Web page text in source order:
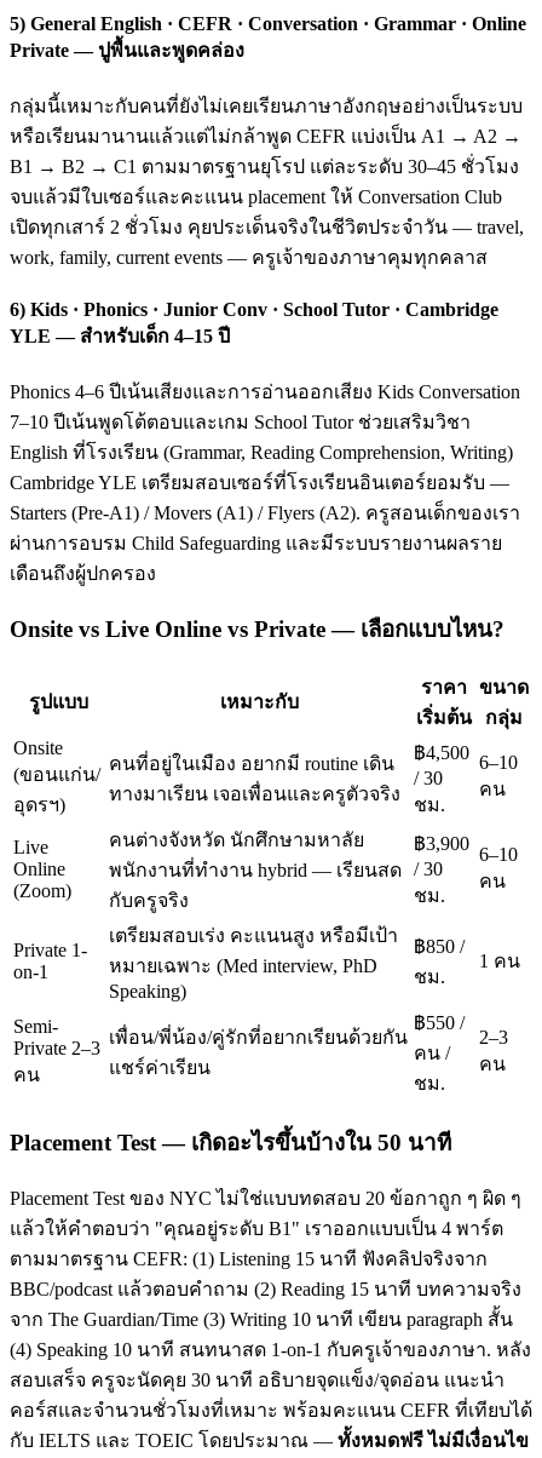
5) General English · CEFR · Conversation · Grammar · Online
Private — ปูพื้นและพูดคล่อง
กลุ่มนี้เหมาะกับคนที่ยังไม่เคยเรียนภาษาอังกฤษอย่างเป็นระบบ
หรือเรียนมานานแล้วแต่ไม่กล้าพูด CEFR แบ่งเป็น A1 → A2 →
B1 → B2 → C1 ตามมาตรฐานยุโรป แต่ละระดับ 30–45 ชั่วโมง
จบแล้วมีใบเซอร์และคะแนน placement ให้ Conversation Club
เปิดทุกเสาร์ 2 ชั่วโมง คุยประเด็นจริงในชีวิตประจำวัน — travel,
work, family, current events — ครูเจ้าของภาษาคุมทุกคลาส
6) Kids · Phonics · Junior Conv · School Tutor · Cambridge
YLE — สำหรับเด็ก 4–15 ปี
Phonics 4–6 ปีเน้นเสียงและการอ่านออกเสียง Kids Conversation
7–10 ปีเน้นพูดโต้ตอบและเกม School Tutor ช่วยเสริมวิชา
English ที่โรงเรียน (Grammar, Reading Comprehension, Writing)
Cambridge YLE เตรียมสอบเซอร์ที่โรงเรียนอินเตอร์ยอมรับ —
Starters (Pre-A1) / Movers (A1) / Flyers (A2). ครูสอนเด็กของเรา
ผ่านการอบรม Child Safeguarding และมีระบบรายงานผลราย
เดือนถึงผู้ปกครอง
Onsite vs Live Online vs Private — เลือกแบบไหน?
รูปแบบ เหมาะกับ
ราคา
เริ่มต้น
ขนาด
กลุ่ม
Onsite
(ขอนแก่น/
อุดรฯ)
คนที่อยู่ในเมือง อยากมี routine เดิน
ทางมาเรียน เจอเพื่อนและครูตัวจริง
฿4,500
/ 30
ชม.
6–10
คน
Live
Online
(Zoom)
คนต่างจังหวัด นักศึกษามหาลัย
พนักงานที่ทำงาน hybrid — เรียนสด
กับครูจริง
฿3,900
/ 30
ชม.
6–10
คน
Private 1-
on-1
เตรียมสอบเร่ง คะแนนสูง หรือมีเป้า
หมายเฉพาะ (Med interview, PhD
Speaking)
฿850 /
ชม.
1 คน
Semi-
Private 2–3
คน
เพื่อน/พี่น้อง/คู่รักที่อยากเรียนด้วยกัน
แชร์ค่าเรียน
฿550 /
คน /
ชม.
2–3
คน
Placement Test — เกิดอะไรขึ้นบ้างใน 50 นาที
Placement Test ของ NYC ไม่ใช่แบบทดสอบ 20 ข้อกาถูก ๆ ผิด ๆ
แล้วให้คำตอบว่า "คุณอยู่ระดับ B1" เราออกแบบเป็น 4 พาร์ต
ตามมาตรฐาน CEFR: (1) Listening 15 นาที ฟังคลิปจริงจาก
BBC/podcast แล้วตอบคำถาม (2) Reading 15 นาที บทความจริง
จาก The Guardian/Time (3) Writing 10 นาที เขียน paragraph สั้น
(4) Speaking 10 นาที สนทนาสด 1-on-1 กับครูเจ้าของภาษา. หลัง
สอบเสร็จ ครูจะนัดคุย 30 นาที อธิบายจุดแข็ง/จุดอ่อน แนะนำ
คอร์สและจำนวนชั่วโมงที่เหมาะ พร้อมคะแนน CEFR ที่เทียบได้
กับ IELTS และ TOEIC โดยประมาณ — ทั้งหมดฟรี ไม่มีเงื่อนไข